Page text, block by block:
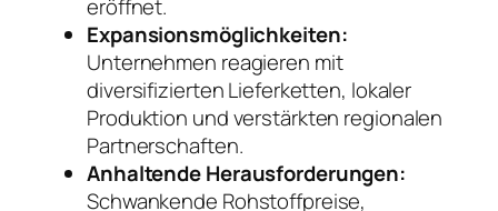
eröffnet.
Expansionsmöglichkeiten:
Unternehmen reagieren mit
diversifizierten Lieferketten, lokaler
Produktion und verstärkten regionalen
Partnerschaften.
Anhaltende Herausforderungen:
Schwankende Rohstoffpreise,